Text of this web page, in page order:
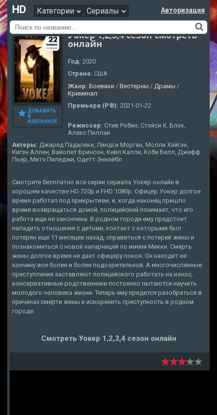
HD Категории Сериалы Авторизация
ДОБАВИТЬ
В
ИЗБРАННОЕ
Уокер 1,2,3,4 сезон смотреть
онлайн
Год: 2020
Страна: США
Жанр: Боевики / Вестерны / Драмы /
Криминал
Премьера (РФ): 2021-01-22
Режиссер: Стив Робин, Стэйси К. Блэк,
Алекс Пиллаи
Актеры: Джаред Падалеки, Линдси Морган, Молли Хэйгэн,
Кигэн Аллен, Вайолет Бринсон, Кейл Калли, Коби Белл, Джефф
Пьер, Митч Пиледжи, Одетт Эннэйбл
Смотрите бесплатно все серии сериала Уокер онлайн в
хорошем качестве HD 720p и FHD 1080p. Офицер Уокер долгое
время работал под прикрытием, и, когда наконец пришло
время возвращаться домой, полицейский понимает, что его
работа еще не закончена. В родном городе ему предстоит
наладить отношения с детьми, контакт с которыми был
потерян еще 11 месяцев назад, справиться с потерей жены и
познакомиться с новой напарницей по имени Микки. Смерть
жены долгое время не дает офицеру покоя. Он находит ее
кончину все более и более подозрительной. А многочисленные
преступления заставляют полицейского работать на износ,
консервативные родственники постоянно пытаются научить
молодого человека жизни. Теперь ему придется разобраться в
причинах смерти жены и искоренить преступность в родном
городе.
Смотреть Уокер 1,2,3,4 сезон онлайн